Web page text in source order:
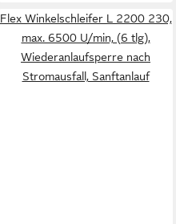
Flex Winkelschleifer L 2200 230,
max. 6500 U/min, (6 tlg),
Wiederanlaufsperre nach
Stromausfall, Sanftanlauf